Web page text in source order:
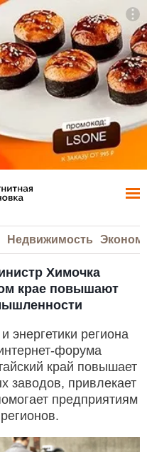
Недвижимость
Химочка
крае повышают
региона
форума
край повышает
заводов, привлекает
предприятиям